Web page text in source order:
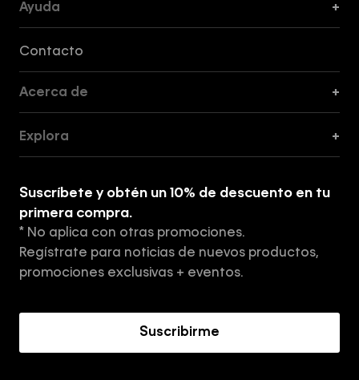
Ayuda +
Contacto
Acerca de +
Tiendas
Aviso de privacidad
Términos y Condiciones
Explora +
Suscríbete y obtén un 10% de descuento en tu
primera compra.
* No aplica con otras promociones.
Regístrate para noticias de nuevos productos,
promociones exclusivas + eventos.
Suscribirme